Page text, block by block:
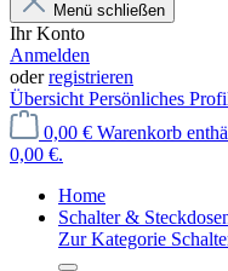
Menü schließen
Ihr Konto
Anmelden
oderregistrieren
Übersicht Persönliches
0,00 € Warenkorb
0,00 €.
Home
Schalter &
Zur Kategorie